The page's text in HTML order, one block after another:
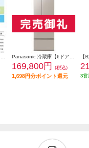
169,800円 (税込)
1,698円分ポイント還元 3営